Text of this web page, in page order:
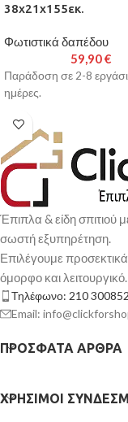
38x21x155εκ.
Φωτιστικά δαπέδου
59,90€
Παράδοση σε 2-8
ημέρες.
Έπιπλα & είδη σπιτιού
σωστή εξυπηρέτηση.
Επιλέγουμε
όμορφο και λειτουργικό.
Τηλέφωνο: 210
Email:
ΠΡΌΣΦΑΤΑ ΆΡΘΡΑ
ΧΡΉΣΙΜΟΙ